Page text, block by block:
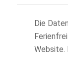
Die
Website.